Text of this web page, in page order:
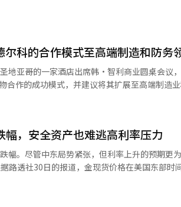
科的合作模式至高端制造和防务
地亚哥的一家酒店出席韩·智利商业圆桌会议
合作的成功模式，并建议将其扩展至高端制造
能够进一步扩展。”他强调：“如果两国携手合
出席的有OCI控股公司董事长李宇贤、POSCO
、LG电子总裁柳在哲、韩华海洋总裁郑仁燮、
智利方面出席的有智利工业协会会长罗萨里
和莫利梅特、钢铁公司CAP、纸浆和林业
链重组和技术竞争交织的大转型期，韩国和智
，安全资产也难逃高利率压力
幅。尽管中东局势紧张，但利率上升的预期更
司3943美元，创下自去年11月以来的最低水平。 在纽